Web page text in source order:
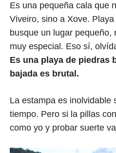
Es una pequeña cala que
Viveiro, sino a Xove.
busque un lugar pequeño,
muy especial. Eso sí,
Es una playa de piedras
bajada es brutal.
La estampa es inolvidable
tiempo. Pero si la pillas
como yo y probar suerte